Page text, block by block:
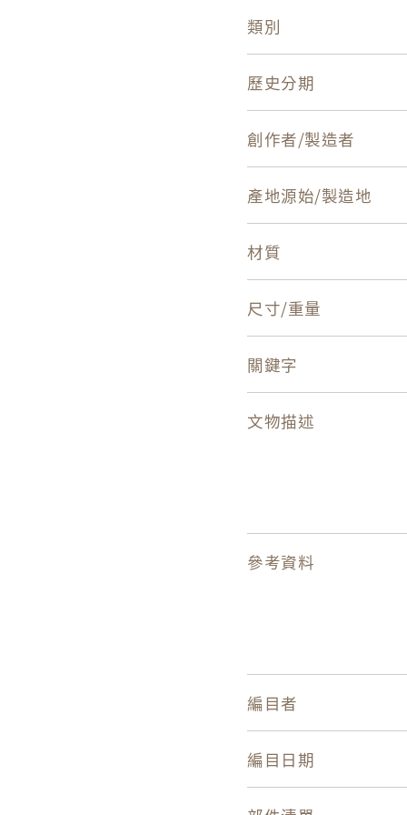
類別
歷史分期
創作者/製造者
產地源始/製造地
材質
尺寸/重量
關鍵字
文物描述
參考資料
編目者
編目日期